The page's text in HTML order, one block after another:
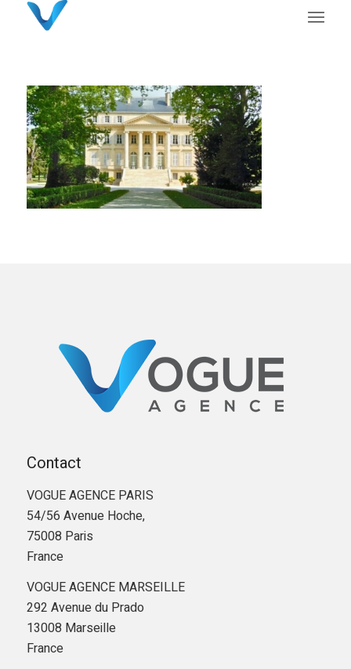
Contact
VOGUE AGENCE PARIS
54/56 Avenue Hoche,
75008 Paris
France
VOGUE AGENCE MARSEILLE
292 Avenue du Prado
13008 Marseille
France